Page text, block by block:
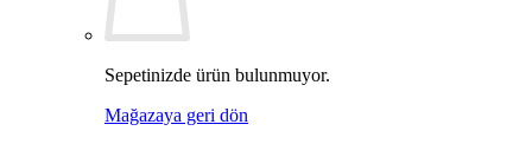
Sepetinizde ürün bulunmuyor.
Mağazaya geri dön